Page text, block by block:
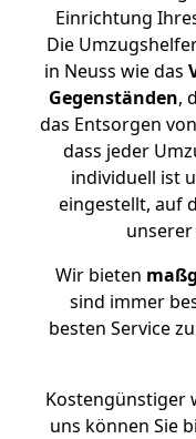
Einrichtung
Die
in Neuss wie das
Gegenständen,
das Entsorgen
dass jeder
individuell ist
eingestellt, auf
Wir bieten
sind immer
besten Service
Kostengünstiger
uns können Sie